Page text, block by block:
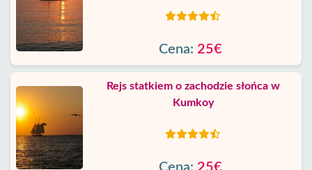
Cena: 25€
Rejs statkiem o zachodzie słońca w
Kumkoy
Cena: 25€